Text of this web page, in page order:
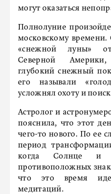
могут оказаться
Полнолуние
московскому
«снежной луны»
Северной
глубокий снежный
его называли
усложнял охоту и
Астролог и
пояснила, что этот
чего-то нового. По ее
период
когда Солнце и
противоположных
что это время
медитаций.